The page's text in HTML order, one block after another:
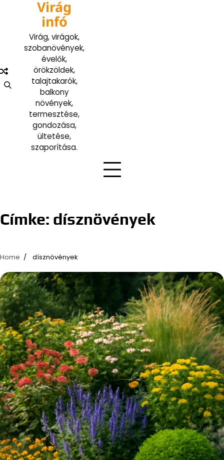
Virág
infó
Virág, virágok,
szobanövények,
évelők,
örökzöldek,
talajtakarók,
balkony
növények,
termesztése,
gondozása,
ültetése,
szaporítása.
Címke: dísznövények
Home dísznövények